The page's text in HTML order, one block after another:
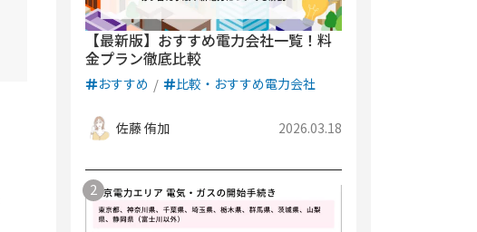
【最新版】おすすめ電力会社一覧！料
金プラン徹底比較
おすすめ 比較・おすすめ電力会社
佐藤 侑加 2026.03.18